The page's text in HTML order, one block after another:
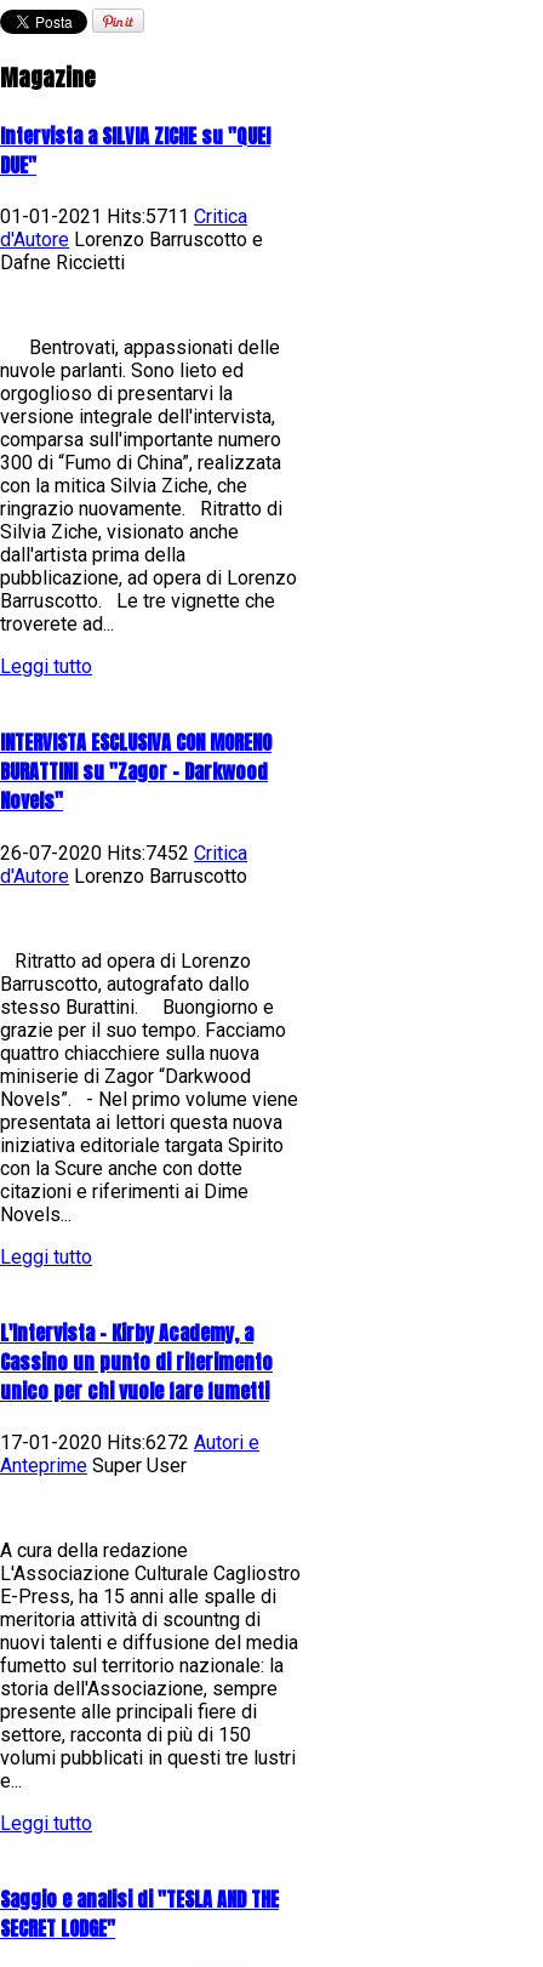
Magazine
Intervista a SILVIA ZICHE su "QUEI
DUE"
01-01-2021 Hits:5711 Critica
d'Autore Lorenzo Barruscotto e
Dafne Riccietti
Bentrovati, appassionati delle
nuvole parlanti. Sono lieto ed
orgoglioso di presentarvi la
versione integrale dell'intervista,
comparsa sull'importante numero
300 di “Fumo di China”, realizzata
con la mitica Silvia Ziche, che
ringrazio nuovamente. Ritratto di
Silvia Ziche, visionato anche
dall'artista prima della
pubblicazione, ad opera di Lorenzo
Barruscotto. Le tre vignette che
troverete ad...
Leggi tutto
INTERVISTA ESCLUSIVA CON MORENO
BURATTINI su "Zagor - Darkwood
Novels"
26-07-2020 Hits:7452 Critica
d'Autore Lorenzo Barruscotto
Ritratto ad opera di Lorenzo
Barruscotto, autografato dallo
stesso Burattini. Buongiorno e
grazie per il suo tempo. Facciamo
quattro chiacchiere sulla nuova
miniserie di Zagor “Darkwood
Novels”. - Nel primo volume viene
presentata ai lettori questa nuova
iniziativa editoriale targata Spirito
con la Scure anche con dotte
citazioni e riferimenti ai Dime
Novels...
Leggi tutto
L'Intervista - Kirby Academy, a
Cassino un punto di riferimento
unico per chi vuole fare fumetti
17-01-2020 Hits:6272 Autori e
Anteprime Super User
A cura della redazione
L'Associazione Culturale Cagliostro
E-Press, ha 15 anni alle spalle di
meritoria attività di scountng di
nuovi talenti e diffusione del media
fumetto sul territorio nazionale: la
storia dell'Associazione, sempre
presente alle principali fiere di
settore, racconta di più di 150
volumi pubblicati in questi tre lustri
e...
Leggi tutto
Saggio e analisi di "TESLA AND THE
SECRET LODGE"